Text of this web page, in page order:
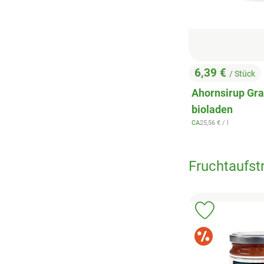
, Preis:
6,39 € / Stück
Ahornsirup
bioladen
, Herkunft:
CA, Referenzpreis:
25,56 € / l
Produkt